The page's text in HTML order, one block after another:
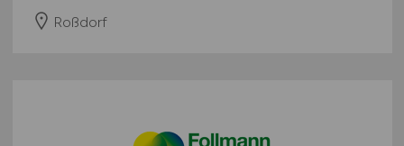
Roßdorf